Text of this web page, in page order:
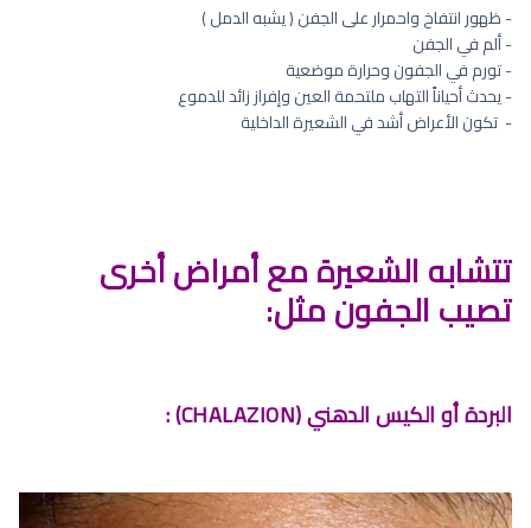
- ظهور انتفاخ واحمرار على الجفن ( يشبه الدمل )
- ألم في الجفن
- تورم في الجفون وحرارة موضعية
- يحدث أحياناً التهاب ملتحمة العين وإفراز زائد للدموع
- ⁠ تكون الأعراض أشد في الشعيرة الداخلية
تتشابه الشعيرة مع أمراض أخرى
تصيب الجفون مثل:
البردة أو الكيس الدهني (CHALAZION) :